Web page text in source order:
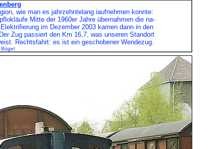
wie man es jahrzehntelang iaufnehmen konnte:
Mitte der 1960er Jahre übernahmen die na-
im Dezember 2003 kamen dann in den
Zug passiert den Km 16,7, was unseren Standort
Rechtsfahrt: es ist ein geschobener Wendezug.